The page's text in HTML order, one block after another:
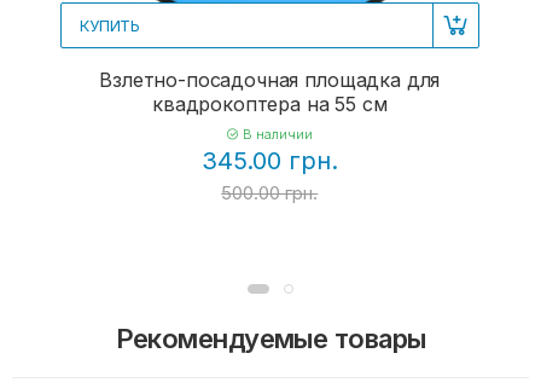
КУПИТЬ
Взлетно-посадочная площадка для
квадрокоптера на 55 см
В наличии
345.00 грн.
500.00 грн.
Рекомендуемые товары